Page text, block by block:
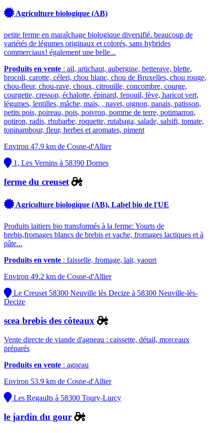
Agriculture biologique (AB)
petite ferme en maraîchage biologique diversifié. beaucoup de
variétés de légumes originaux et colorés, sans hybrides
commerciaux! également une belle...
Produits en vente : ail, artichaut, aubergine, betterave, blette,
brocoli, carotte, céleri, chou blanc, chou de Bruxelles, chou rouge,
chou-fleur, chou-rave, choux, citrouille, concombre, courge,
courgette, cresson, échalotte, épinard, fenouil, fève, haricot vert,
légumes, lentilles, mâche, maïs, , navet, oignon, panais, patisson,
petits pois, poireau, pois, poivron, pomme de terre, potimarron,
potiron, radis, rhubarbe, roquette, rutabaga, salade, salsifi, tomate,
topinambour, fleur, herbes et aromates, piment
Environ 47.9 km de Cosne-d'Allier
1, Les Vernins à 58390 Dornes
ferme du creuset
Agriculture biologique (AB), Label bio de l'UE
Produits laitiers bio transformés à la ferme: Yourts de
brebis,fromages blancs de brebis et vache, fromages lactiques et à
pâte...
Produits en vente : faisselle, fromage, lait, yaourt
Environ 49.2 km de Cosne-d'Allier
Le Creuset 58300 Neuville lès Decize à 58300 Neuville-lès-
Decize
scea brebis des côteaux
Vente directe de viande d'agneau : caissette, détail, morceaux
préparés
Produits en vente : agneau
Environ 53.9 km de Cosne-d'Allier
Les Regaults à 58300 Toury-Lurcy
le jardin du gour